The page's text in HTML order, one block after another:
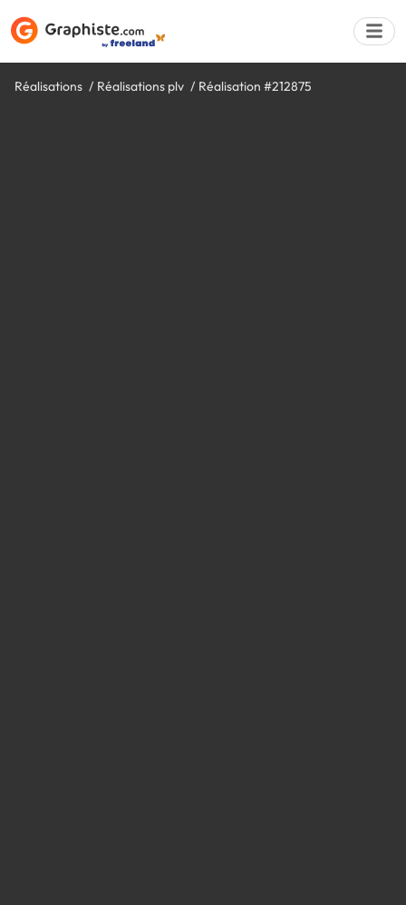
Réalisations Réalisations plv Réalisation #212875